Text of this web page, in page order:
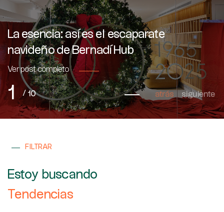
La esencia: así es el escaparate
navideño de Bernadí Hub
Ver post completo
atrás siguiente
1 / 10
FILTRAR
Estoy buscando
Tendencias